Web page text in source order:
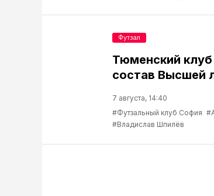
Тюменский
состав Высшей
7 августа, 14:40
#Футзальный клуб София
#Владислав Шпилёв
Футзал